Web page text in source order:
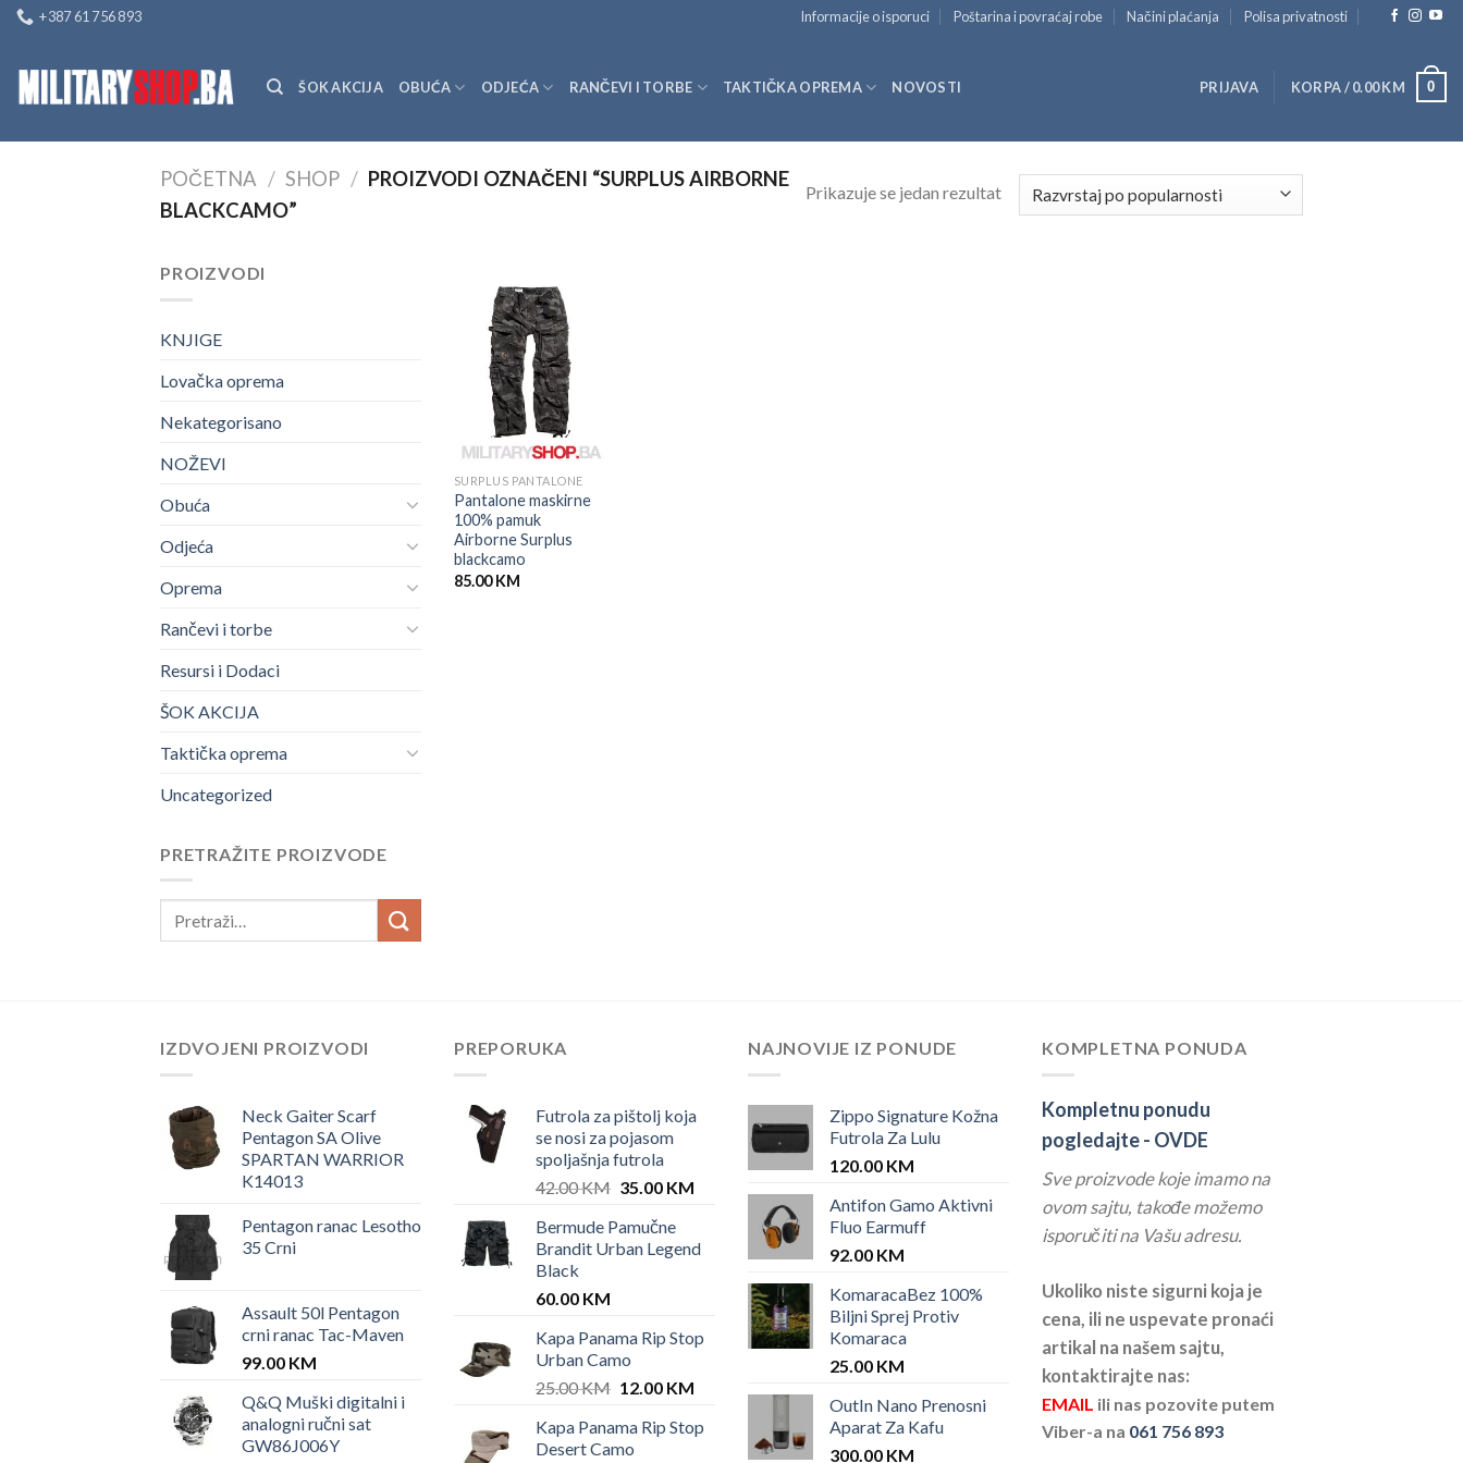
Skip
content
+387 61 756 893 Informacije o isporuci Poštarina i povraćaj robe Načini plaćanja Polisa privatnosti
ŠOK AKCIJA OBUĆA ODJEĆA RANČEVI I TORBE TAKTIČKA OPREMA NOVOSTI PRIJAVA KORPA /0.00KM 0
POČETNA / SHOP / PROIZVODI OZNAČENI “SURPLUS AIRBORNE
BLACKCAMO”
Prikazuje se jedan rezultat
PROIZVODI
KNJIGE
Lovačka oprema
Nekategorisano
NOŽEVI
Obuća
Odjeća
Oprema
Rančevi i torbe
Resursi i Dodaci
ŠOK AKCIJA
Taktička oprema
Uncategorized
PRETRAŽITE PROIZVODE
SURPLUS PANTALONE
Pantalone maskirne
100% pamuk
Airborne Surplus
blackcamo
85.00KM
IZDVOJENI PROIZVODI
Neck Gaiter Scarf
Pentagon SA Olive
SPARTAN WARRIOR
K14013
Pentagon ranac Lesotho
35 Crni
Assault 50l Pentagon
crni ranac Tac-Maven
99.00 KM
Q&Q Muški digitalni i
analogni ručni sat
GW86J006Y
PREPORUKA
Futrola za pištolj koja
se nosi za pojasom
spoljašnja futrola
42.00KM Original
was:
42.00 KM.
35.00 KMCurrent
35.00 KM.
Bermude Pamučne
Brandit Urban Legend
Black
60.00 KM
Kapa Panama Rip Stop
Urban Camo
25.00KM Original
was:
25.00 KM.
12.00 KMCurrent
is:
12.00 KM.
Kapa Panama Rip Stop
Desert Camo
NAJNOVIJE IZ PONUDE
Zippo Signature Kožna
Futrola Za Lulu
120.00 KM
Antifon Gamo Aktivni
Fluo Earmuff
92.00 KM
KomaracaBez 100%
Biljni Sprej Protiv
Komaraca
25.00 KM
OutIn Nano Prenosni
Aparat Za Kafu
300.00 KM
KOMPLETNA PONUDA
Kompletnu ponudu
pogledajte - OVDE
Sve proizvode koje imamo na
ovom sajtu, takođe možemo
isporučiti na Vašu adresu.
Ukoliko niste sigurni koja je
cena, ili ne uspevate pronaći
artikal na našem sajtu,
kontaktirajte nas:
EMAIL ili nas pozovite putem
Viber-a na 061 756 893